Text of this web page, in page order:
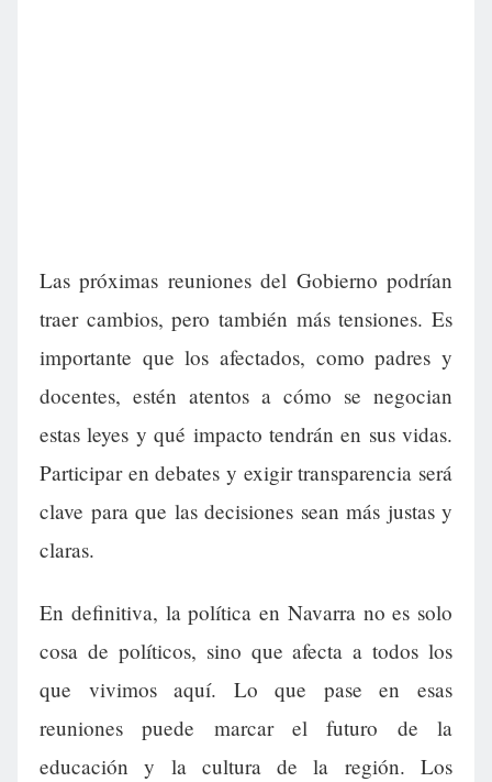
Las próximas reuniones del Gobierno podrían
traer cambios, pero también más tensiones. Es
importante que los afectados, como padres y
docentes, estén atentos a cómo se negocian
estas leyes y qué impacto tendrán en sus vidas.
Participar en debates y exigir transparencia será
clave para que las decisiones sean más justas y
claras.
En definitiva, la política en Navarra no es solo
cosa de políticos, sino que afecta a todos los
que vivimos aquí. Lo que pase en esas
reuniones puede marcar el futuro de la
educación y la cultura de la región. Los